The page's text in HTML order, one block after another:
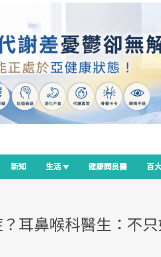
新知 生活 健康問良醫 百
耳鼻喉科醫生：不只